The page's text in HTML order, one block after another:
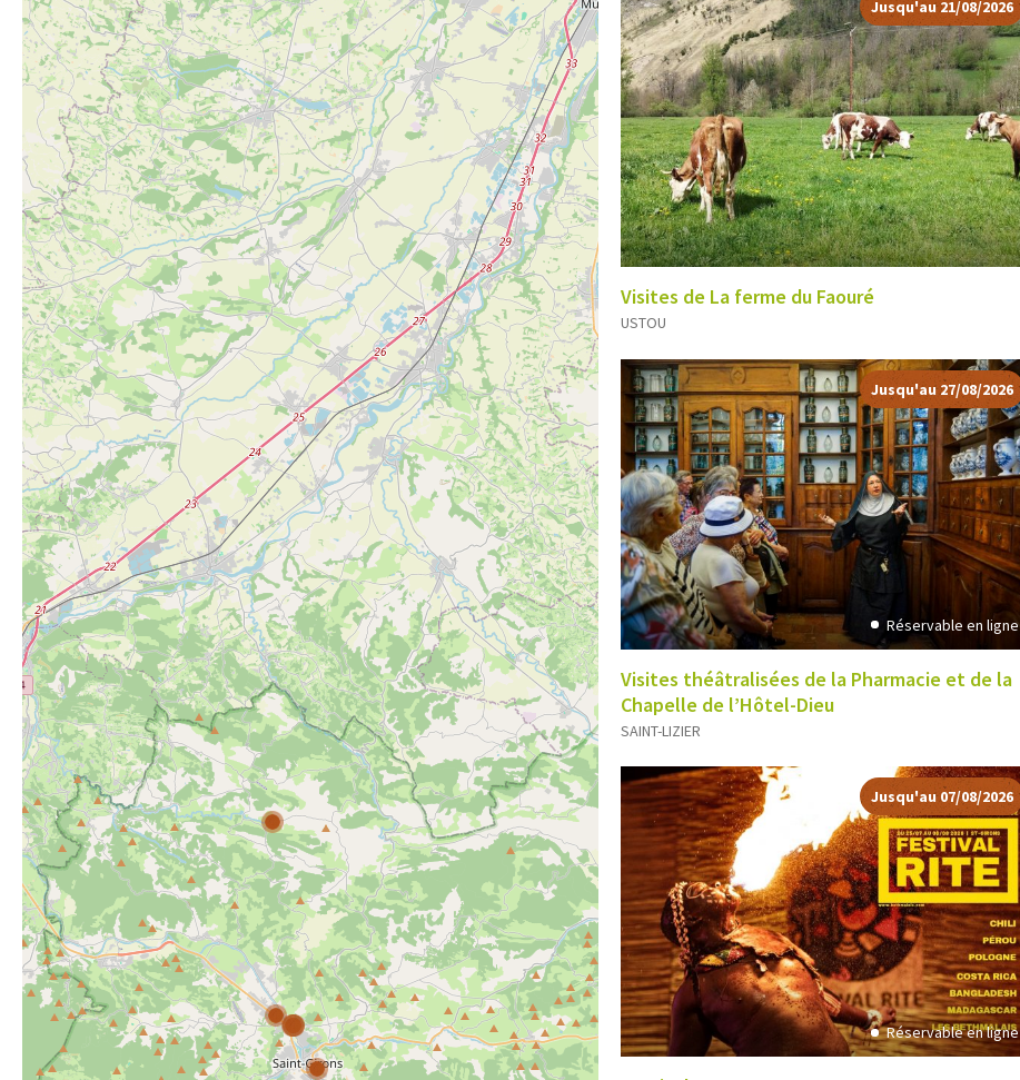
Jusqu'au 21/08/2026
Visites de La ferme du Faouré
USTOU
Jusqu'au 27/08/2026
Réservable en ligne
Visites théâtralisées de la Pharmacie et de la
Chapelle de l’Hôtel-Dieu
SAINT-LIZIER
Jusqu'au 07/08/2026
Réservable en ligne